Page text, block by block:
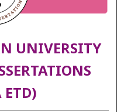
UNIVERSITY